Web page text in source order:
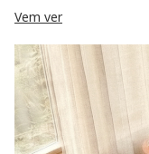
Vem ver